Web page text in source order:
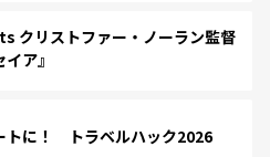
クリストファー・ノーラン監督
ア』
トに！ トラベルハック2026